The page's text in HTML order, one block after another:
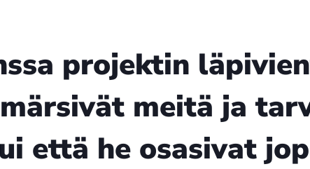
projektin
meitä ja
että he osasivat